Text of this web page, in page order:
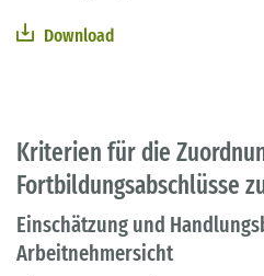
Download
Kriterien für die
Fortbildungsabschlüsse
Einschätzung und
Arbeitnehmersicht